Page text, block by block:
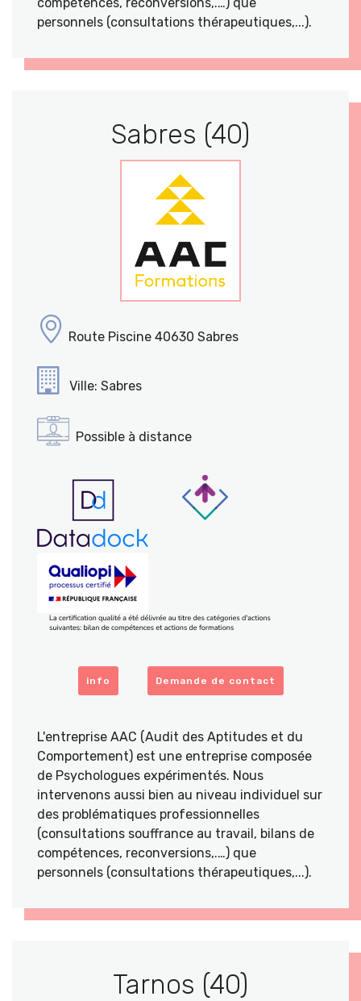
personnels (consultations thérapeutiques,...).
Sabres (40)
Route Piscine 40630 Sabres
Ville: Sabres
Possible à distance
info Demande de contact
L'entreprise AAC (Audit des Aptitudes et du
Comportement) est une entreprise composée
de Psychologues expérimentés. Nous
intervenons aussi bien au niveau individuel sur
des problématiques professionnelles
(consultations souffrance au travail, bilans de
compétences, reconversions,.…) que
personnels (consultations thérapeutiques,...).
Tarnos (40)